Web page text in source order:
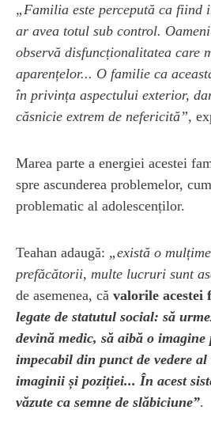
„Familia este percepută ca fiind
ar avea totul sub control.
observă disfuncționalitatea care
aparențelor... O familie ca
în privința aspectului exterior,
căsnicie extrem de nefericită”,
Marea parte a energiei acestei
spre ascunderea problemelor,
problematic al adolescenților.
Teahan adaugă: „există o
prefăcătorii, multe lucruri sunt
de asemenea, că valorile acestei
legate de statutul social: să
devină medic, să aibă o imagine
impecabil din punct de vedere al
imaginii și poziției... În acest
văzute ca semne de slăbiciune”.